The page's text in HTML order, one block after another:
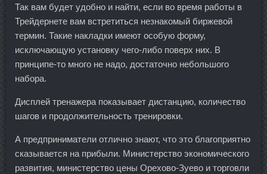
Так вам будет удобно и найти, если во время работы в
Трейдернете вам встретиться незнакомый биржевой
термин. Такие накладки имеют особую форму,
исключающую установку чего-либо поверх них. В
принципе-то много не надо, достаточно небольшого
набора.
Дисплей тренажера показывает дистанцию, количество
шагов и продолжительность тренировки.
А предприниматели отлично знают, что это благоприятно
сказывается на прибыли. Министерство экономического
развития, министерство цены Орехово-Зуево и торговли